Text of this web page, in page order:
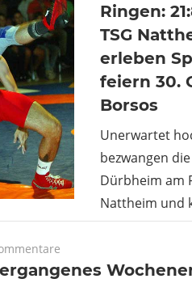
Ringen:
TSG
erleben
feiern 30.
Borsos
Unerwartet
bezwangen
Dürbheim am
Nattheim und